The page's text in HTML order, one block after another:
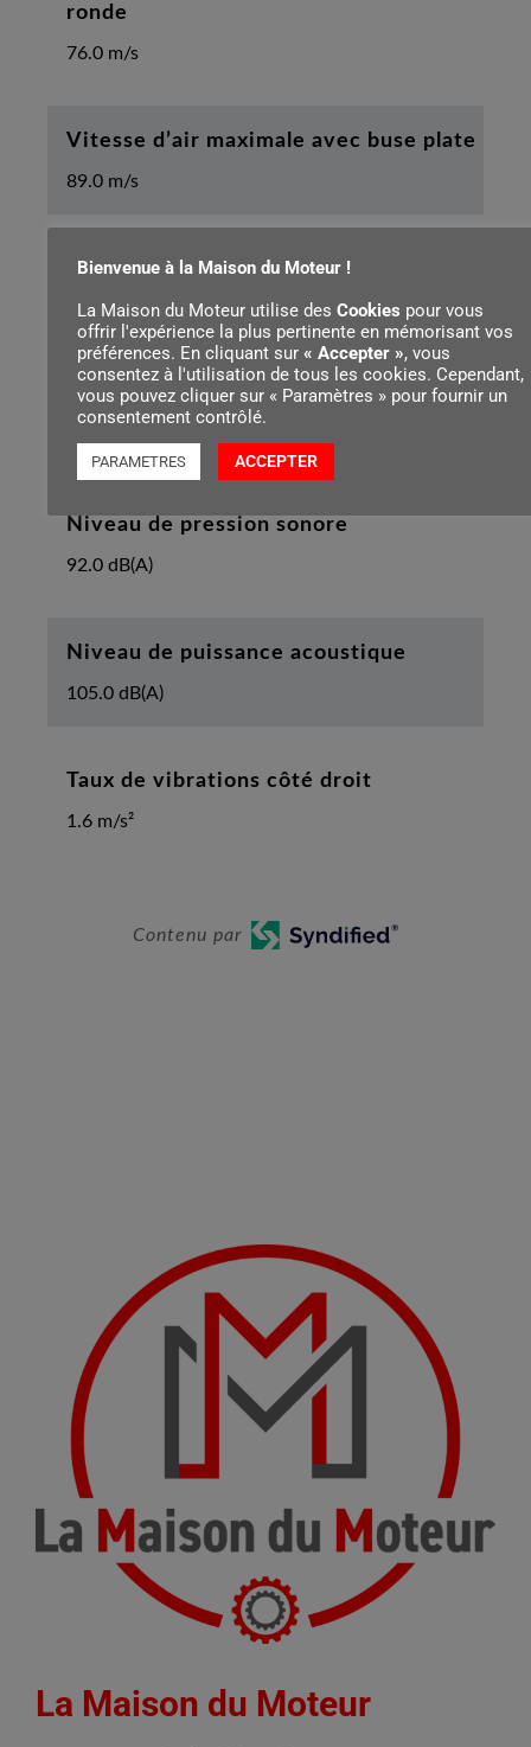
ronde
76.0 m/s
Vitesse d’air maximale avec buse plate
89.0 m/s
Flux d’air avec buse plate
620 m³/h
Flux d’air avec buse ronde
Niveau de pression sonore
92.0 dB(A)
Niveau de puissance acoustique
105.0 dB(A)
Taux de vibrations côté droit
1.6 m/s²
Contenu par
La Maison du Moteur
Bienvenue à la Maison du Moteur !
La Maison du Moteur utilise des Cookies pour vous
offrir l'expérience la plus pertinente en mémorisant vos
préférences. En cliquant sur « Accepter », vous
consentez à l'utilisation de tous les cookies. Cependant,
vous pouvez cliquer sur « Paramètres » pour fournir un
consentement contrôlé.
PARAMETRES ACCEPTER